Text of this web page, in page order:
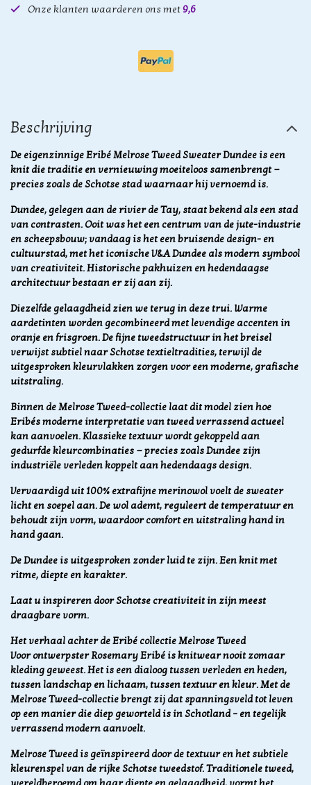
Onze klanten waarderen ons met 9,6
Beschrijving
De eigenzinnige Eribé Melrose Tweed Sweater Dundee is een
knit die traditie en vernieuwing moeiteloos samenbrengt —
precies zoals de Schotse stad waarnaar hij vernoemd is.
Dundee, gelegen aan de rivier de Tay, staat bekend als een stad
van contrasten. Ooit was het een centrum van de jute-industrie
en scheepsbouw; vandaag is het een bruisende design- en
cultuurstad, met het iconische V&A Dundee als modern symbool
van creativiteit. Historische pakhuizen en hedendaagse
architectuur bestaan er zij aan zij.
Diezelfde gelaagdheid zien we terug in deze trui. Warme
aardetinten worden gecombineerd met levendige accenten in
oranje en frisgroen. De fijne tweedstructuur in het breisel
verwijst subtiel naar Schotse textieltradities, terwijl de
uitgesproken kleurvlakken zorgen voor een moderne, grafische
uitstraling.
Binnen de Melrose Tweed-collectie laat dit model zien hoe
Eribés moderne interpretatie van tweed verrassend actueel
kan aanvoelen. Klassieke textuur wordt gekoppeld aan
gedurfde kleurcombinaties — precies zoals Dundee zijn
industriële verleden koppelt aan hedendaags design.
Vervaardigd uit 100% extrafijne merinowol voelt de sweater
licht en soepel aan. De wol ademt, reguleert de temperatuur en
behoudt zijn vorm, waardoor comfort en uitstraling hand in
hand gaan.
De Dundee is uitgesproken zonder luid te zijn. Een knit met
ritme, diepte en karakter.
Laat u inspireren door Schotse creativiteit in zijn meest
draagbare vorm.
Het verhaal achter de Eribé collectie Melrose Tweed
Voor ontwerpster Rosemary Eribé is knitwear nooit zomaar
kleding geweest. Het is een dialoog tussen verleden en heden,
tussen landschap en lichaam, tussen textuur en kleur. Met de
Melrose Tweed-collectie brengt zij dat spanningsveld tot leven
op een manier die diep geworteld is in Schotland – en tegelijk
verrassend modern aanvoelt.
Melrose Tweed is geïnspireerd door de textuur en het subtiele
kleurenspel van de rijke Schotse tweedstof. Traditionele tweed,